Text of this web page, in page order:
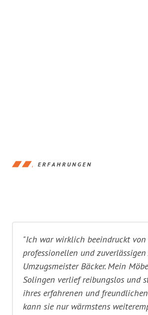
ERFAHRUNGEN
"Ich war wirklich beeindruckt von
professionellen und
Umzugsmeister Bäcker. Mein
Solingen verlief reibungslos und
ihres erfahrenen und freundlichen
kann sie nur wärmstens